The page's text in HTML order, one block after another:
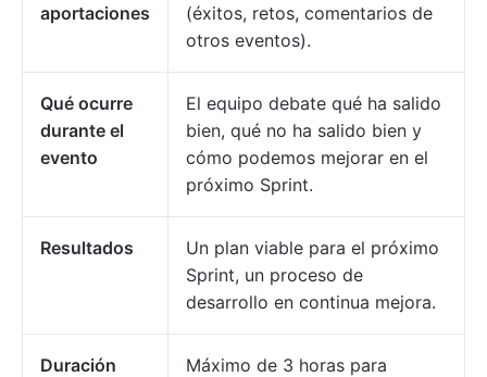
aportaciones
(éxitos, retos, comentarios de
otros eventos).
Qué ocurre
durante el
evento
El equipo debate qué ha salido
bien, qué no ha salido bien y
cómo podemos mejorar en el
próximo Sprint.
Resultados
Un plan viable para el próximo
Sprint, un proceso de
desarrollo en continua mejora.
Duración
Máximo de 3 horas para